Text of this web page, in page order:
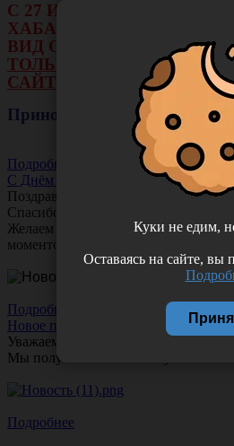
С 27 ИЮЛЯ ПО 16
ХАБАРОВСКА НЕ БУДЕТ
ВИД ОПЛАТЫ:
ТОЛЬКО ОПЛАТА
САЙТЕ ИЛИ ЧЕРЕЗ
Приносим свои извинения!
Подробнее
С Днём Акушера-Гинеколога!
Поздравляем с Днём
Акушера-
Спасибо за ваш труд, заботу и тепло!
Желаем вам любви, здоровья и
моментов!
Подробнее
Новое поступление!
Уважаемые клиенты!
Мы получили новое поступление
Подробнее
Куки не едим,
Оставаясь на сайте, вы